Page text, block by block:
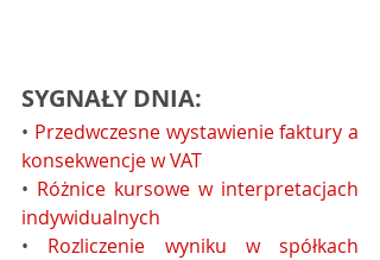
SYGNAŁY DNIA:
• Przedwczesne wystawienie faktury a
konsekwencje w VAT
• Różnice kursowe w interpretacjach
indywidualnych
• Rozliczenie wyniku w spółkach